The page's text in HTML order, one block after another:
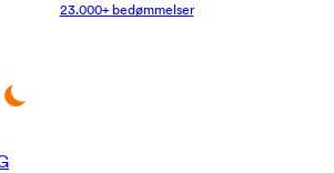
23.000+ bedømmelser